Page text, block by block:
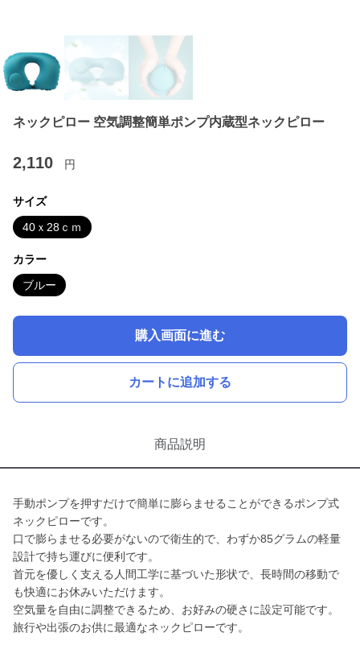
ネックピロー 空気調整簡単ポンプ内蔵型ネックピロー
2,110 円
サイズ
40ｘ28ｃｍ
カラー
ブルー
購入画面に進む
カートに追加する
商品説明
手動ポンプを押すだけで簡単に膨らませることができるポンプ式
ネックピローです。
口で膨らませる必要がないので衛生的で、わずか85グラムの軽量
設計で持ち運びに便利です。
首元を優しく支える人間工学に基づいた形状で、長時間の移動で
も快適にお休みいただけます。
空気量を自由に調整できるため、お好みの硬さに設定可能です。
旅行や出張のお供に最適なネックピローです。